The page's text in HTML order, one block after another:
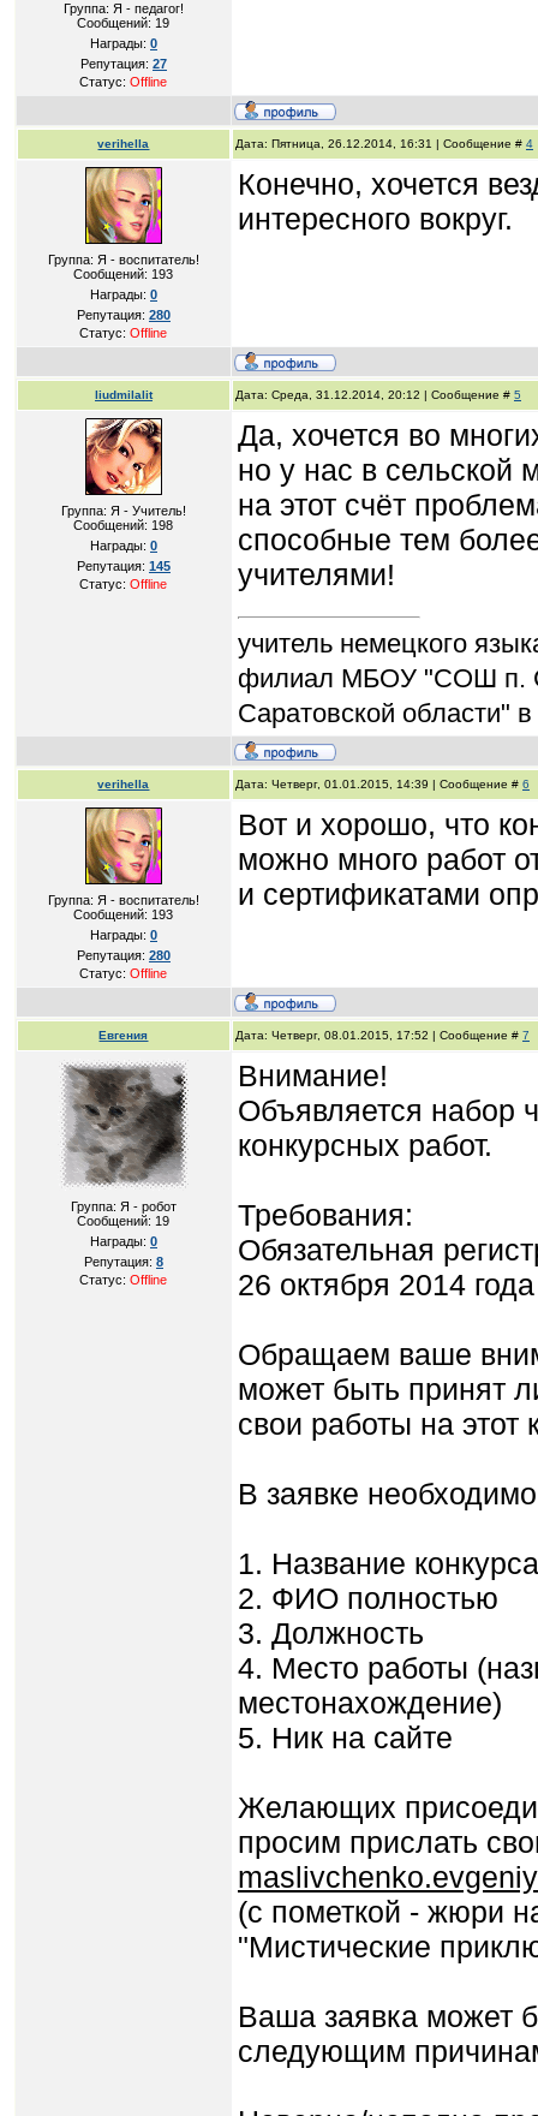
Группа: Я - педагог!
Сообщений: 19
Награды: 0
Репутация: 27
Статус:Offline
verihella Дата: Пятница, 26.12.2014, 16:31 | Сообщение # 4
Группа: Я - воспитатель!
Сообщений: 193
Награды: 0
Репутация: 280
Статус:Offline
Конечно, хочется
интересного вокруг.
liudmilalit Дата: Среда, 31.12.2014, 20:12 | Сообщение # 5
Группа: Я - Учитель!
Сообщений: 198
Награды: 0
Репутация: 145
Статус:Offline
Да, хочется во
но у нас в сельской
на этот счёт
способные тем
учителями!
учитель немецкого
филиал МБОУ "СОШ п.
Саратовской области"
verihella Дата: Четверг, 01.01.2015, 14:39 | Сообщение # 6
Группа: Я - воспитатель!
Сообщений: 193
Награды: 0
Репутация: 280
Статус:Offline
Вот и хорошо, что
можно много работ
и сертификатами
Евгения Дата: Четверг, 08.01.2015, 17:52 | Сообщение # 7
Группа: Я - робот
Сообщений: 19
Награды: 0
Репутация: 8
Статус:Offline
Внимание!
Объявляется набор
конкурсных работ.
Требования:
Обязательная
26 октября 2014 года
Обращаем ваше
может быть принят
свои работы на этот
В заявке
1. Название конкурса
2. ФИО полностью
3. Должность
4. Место работы
местонахождение)
5. Ник на сайте
Желающих
просим прислать
(с пометкой - жюри
"Мистические
Ваша заявка может
следующим